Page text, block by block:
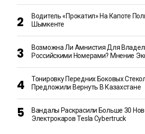
Водитель «прокатил» На Капоте
Шымкенте
Возможна Ли Амнистия Для
Российскими Номерами? Мнение
Тонировку Передних Боковых
Предложили Вернуть В Казахстане
Вандалы Раскрасили Больше 30
Электрокаров Tesla Cybertruck